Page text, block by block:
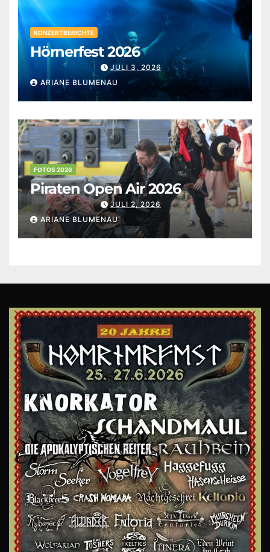
KONZERTBERICHTE
Hörnerfest 2026
JULI 3, 2026
ARIANE BLUMENAU
FOTOS 2026
Piraten Open Air 2026
JULI 2, 2026
ARIANE BLUMENAU